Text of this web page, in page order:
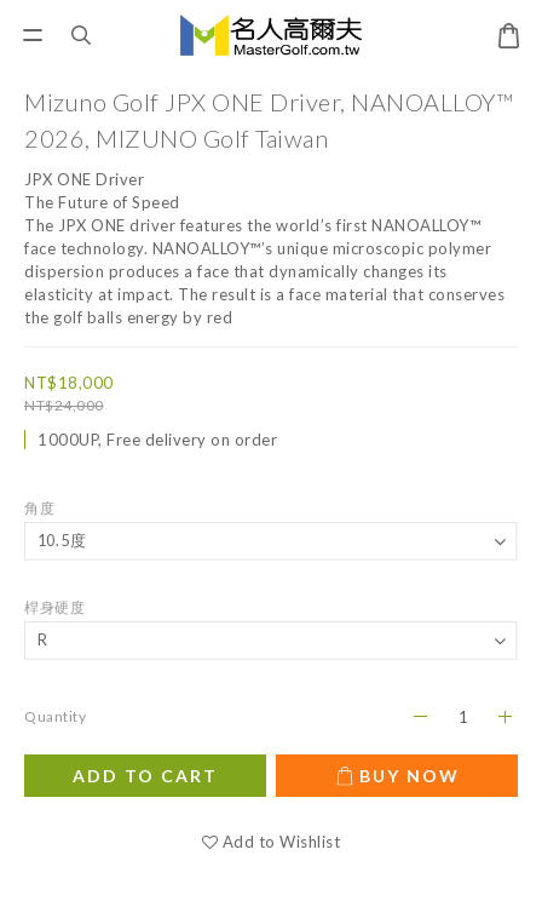
Mizuno Golf JPX ONE Driver, NANOALLOY™
2026, MIZUNO Golf Taiwan
JPX ONE Driver
The Future of Speed
The JPX ONE driver features the world’s first NANOALLOY™
face technology. NANOALLOY™’s unique microscopic polymer
dispersion produces a face that dynamically changes its
elasticity at impact. The result is a face material that conserves
the golf balls energy by red
NT$18,000
NT$24,000
1000UP, Free delivery on order
角度
桿身硬度
Quantity
ADD TO CART BUY NOW
Add to Wishlist